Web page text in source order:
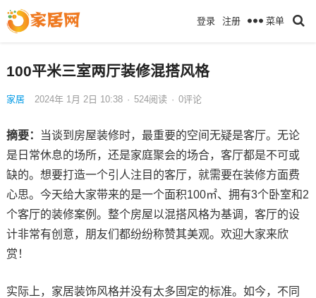
登录 注册 菜单
100平米三室两厅装修混搭风格
家居 2024年 1月 2日 10:38 · 524阅读 · 0评论
摘要：
当谈到房屋装修时，最重要的空间无疑是客厅。无论
是日常休息的场所，还是家庭聚会的场合，客厅都是不可或
缺的。想要打造一个引人注目的客厅，就需要在装修方面费
心思。今天给大家带来的是一个面积100㎡、拥有3个卧室和2
个客厅的装修案例。整个房屋以混搭风格为基调，客厅的设
计非常有创意，朋友们都纷纷称赞其美观。欢迎大家来欣
赏！
实际上，家居装饰风格并没有太多固定的标准。如今，不同